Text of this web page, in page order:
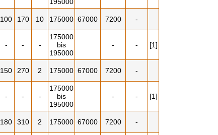
100 170 10 175000 67000 7200 -
- - -
175000
bis
195000
- - [1]
150 270 2 175000 67000 7200 -
- - -
175000
bis
195000
- - [1]
180 310 2 175000 67000 7200 -